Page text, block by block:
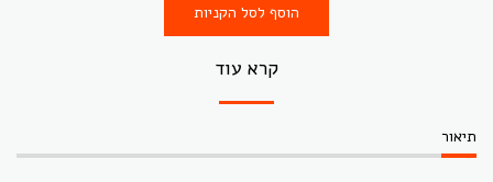
הוסף לסל הקניות
קרא עוד
תיאור